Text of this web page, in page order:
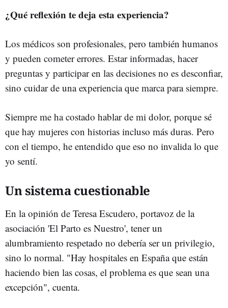
¿Qué reflexión te deja esta experiencia?
Los médicos son profesionales, pero también humanos
y pueden cometer errores. Estar informadas, hacer
preguntas y participar en las decisiones no es desconfiar,
sino cuidar de una experiencia que marca para siempre.
Siempre me ha costado hablar de mi dolor, porque sé
que hay mujeres con historias incluso más duras. Pero
con el tiempo, he entendido que eso no invalida lo que
yo sentí.
Un sistema cuestionable
En la opinión de Teresa Escudero, portavoz de la
asociación 'El Parto es Nuestro', tener un
alumbramiento respetado no debería ser un privilegio,
sino lo normal. "Hay hospitales en España que están
haciendo bien las cosas, el problema es que sean una
excepción", cuenta.